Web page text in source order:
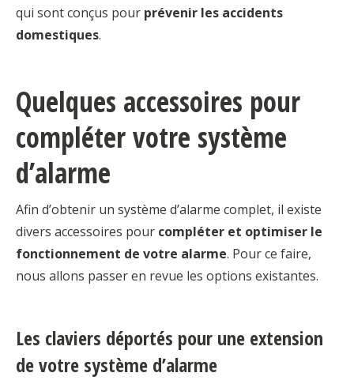
qui sont conçus pour prévenir les accidents
domestiques.
Quelques accessoires pour
compléter votre système
d’alarme
Afin d’obtenir un système d’alarme complet, il existe
divers accessoires pour compléter et optimiser le
fonctionnement de votre alarme. Pour ce faire,
nous allons passer en revue les options existantes.
Les claviers déportés pour une extension
de votre système d’alarme